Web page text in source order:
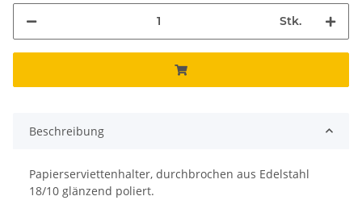
Stk.
Beschreibung
Papierserviettenhalter, durchbrochen aus Edelstahl
18/10 glänzend poliert.